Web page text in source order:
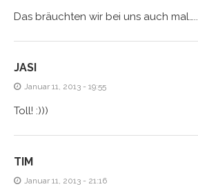
Das bräuchten wir bei uns auch mal…..
JASI
Januar 11, 2013 - 19:55
Toll! :)))
TIM
Januar 11, 2013 - 21:16